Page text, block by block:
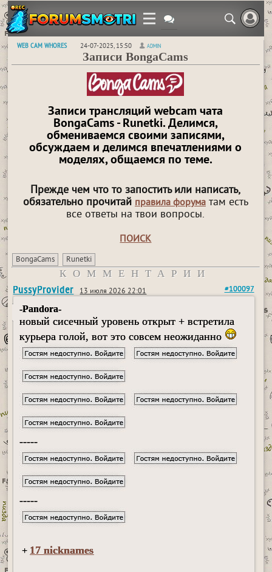
WEB CAM WHORES 24-07-2025, 15:50 ADMIN
Записи BongaCams
Записи трансляций webcam чата
BongaCams - Runetki. Делимся,
обмениваемся своими записями,
обсуждаем и делимся впечатлениями о
моделях, общаемся по теме.
Прежде чем что то запостить или написать,
обязательно прочитай правила форуматам есть
все ответы на твои вопросы.
ПОИСК
BongaCams Runetki
КОММЕНТАРИИ
PussyProvider 13 июля 2026 22:01 #100097
-Pandora-
новый сисечный уровень открыт + встретила
курьера голой, вот это совсем неожиданно
-----
-----
+ 17 nicknames